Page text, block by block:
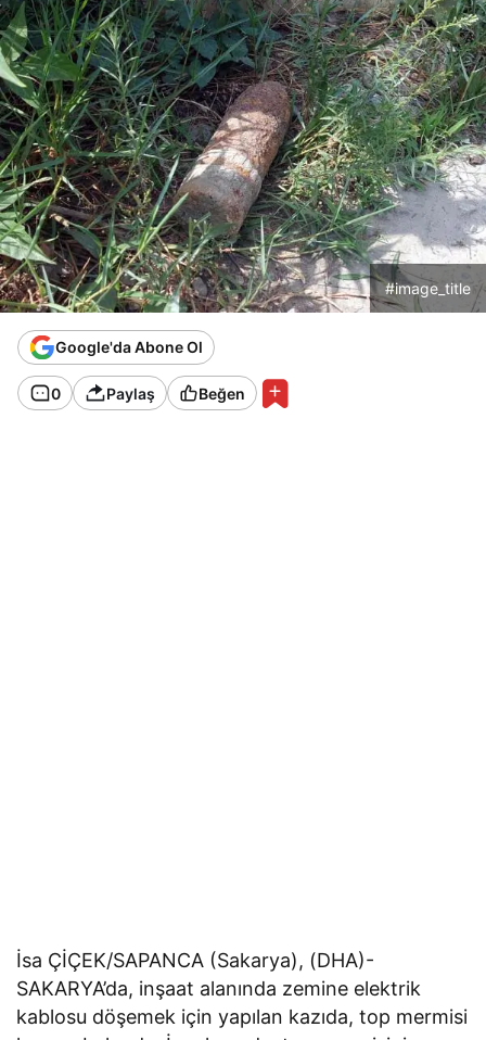
#image_title
Google'da Abone Ol
0 Paylaş Beğen
İsa ÇİÇEK/SAPANCA (Sakarya), (DHA)-
SAKARYA’da, inşaat alanında zemine elektrik
kablosu döşemek için yapılan kazıda, top mermisi